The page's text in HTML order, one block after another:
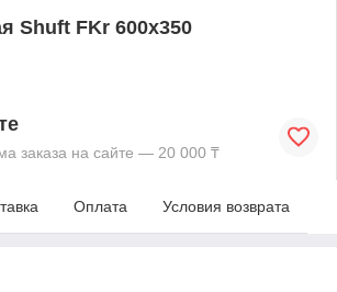
Shuft FKr 600x350
заказа на сайте — 20 000 ₸
Оплата Условия возврата